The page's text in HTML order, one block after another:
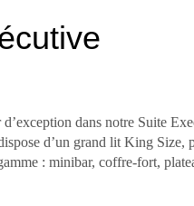
dans notre Suite
d’un grand lit King Size,
: minibar, coffre-fort,